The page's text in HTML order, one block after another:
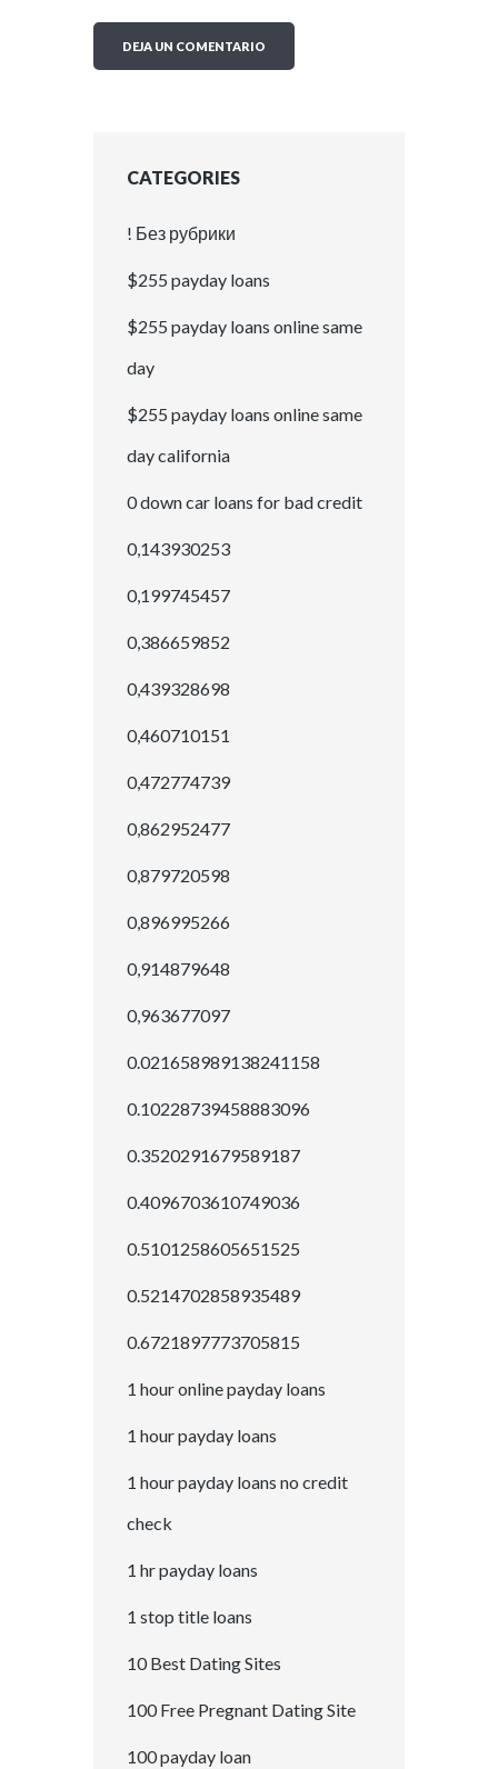
CATEGORIES
! Без рубрики
$255 payday loans
$255 payday loans online same
day
$255 payday loans online same
day california
0 down car loans for bad credit
0,143930253
0,199745457
0,386659852
0,439328698
0,460710151
0,472774739
0,862952477
0,879720598
0,896995266
0,914879648
0,963677097
0.021658989138241158
0.10228739458883096
0.3520291679589187
0.4096703610749036
0.5101258605651525
0.5214702858935489
0.6721897773705815
1 hour online payday loans
1 hour payday loans
1 hour payday loans no credit
check
1 hr payday loans
1 stop title loans
10 Best Dating Sites
100 Free Pregnant Dating Site
100 payday loan